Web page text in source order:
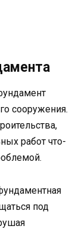
сооружения.
работ что-
под